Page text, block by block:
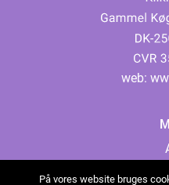
web:
På vores website bruges